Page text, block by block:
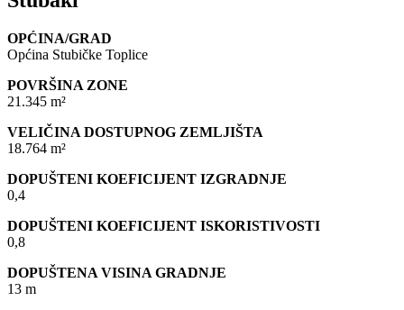
OPĆINA/GRAD
Općina Stubičke Toplice
POVRŠINA ZONE
21.345 m²
VELIČINA DOSTUPNOG ZEMLJIŠTA
18.764 m²
DOPUŠTENI KOEFICIJENT IZGRADNJE
0,4
DOPUŠTENI KOEFICIJENT ISKORISTIVOSTI
0,8
DOPUŠTENA VISINA GRADNJE
13 m